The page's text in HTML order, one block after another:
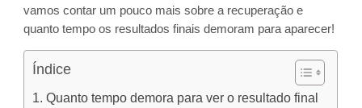
vamos contar um pouco mais sobre a recuperação e
quanto tempo os resultados finais demoram para aparecer!
Índice
Quanto tempo demora para ver o resultado final